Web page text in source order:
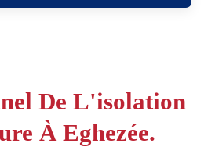
De L'isolation
À Eghezée.